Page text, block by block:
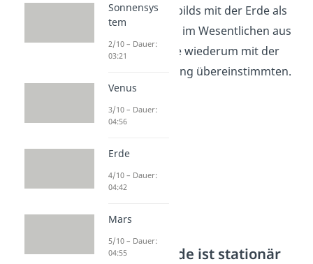
Die Idee eines Weltbilds mit der Erde als
Zentrum entsprang im Wesentlichen aus
zwei Annahmen, die wiederum mit der
alltäglichen Erfahrung übereinstimmten.
Annahme 1: Erde ist stationär
Sonnensys
tem
2/10 – Dauer:
03:21
Venus
3/10 – Dauer:
04:56
Erde
4/10 – Dauer:
04:42
Mars
5/10 – Dauer:
04:55